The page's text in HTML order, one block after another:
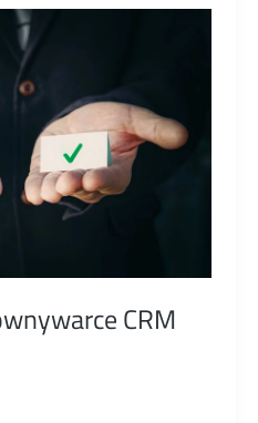
CRM